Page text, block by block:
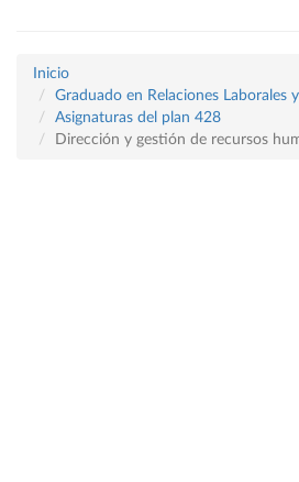
Inicio
Graduado en Relaciones Laborales
Asignaturas del plan 428
Dirección y gestión de recursos